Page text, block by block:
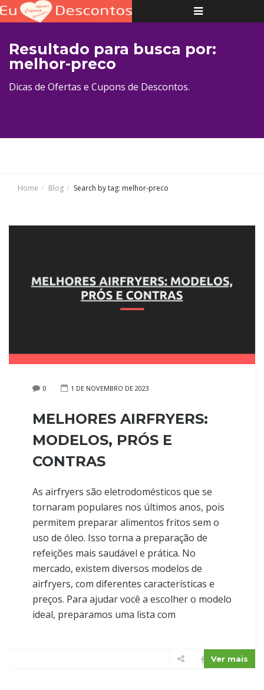
Toggle
navigation
Resultado para busca por:
melhor-preco
Dicas de Ofertas e Cupons de Descontos.
Home Blog Search by tag: melhor-preco
0 1 DE NOVEMBRO DE 2023
MELHORES AIRFRYERS:
MODELOS, PRÓS E
CONTRAS
As airfryers são eletrodomésticos que se
tornaram populares nos últimos anos, pois
permitem preparar alimentos fritos sem o
uso de óleo. Isso torna a preparação de
refeições mais saudável e prática. No
mercado, existem diversos modelos de
airfryers, com diferentes características e
preços. Para ajudar você a escolher o modelo
ideal, preparamos uma lista com
Ver mais